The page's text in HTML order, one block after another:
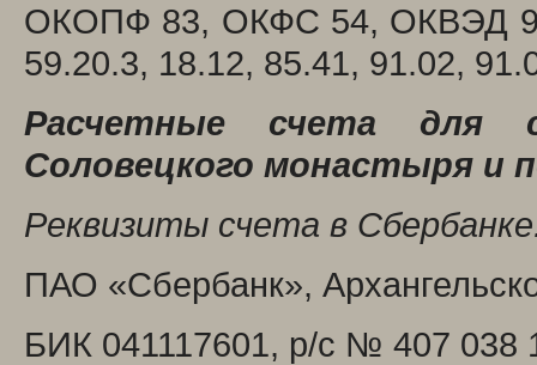
ОКОПФ 83, ОКФС 54, ОКВЭД
59.20.3, 18.12, 85.41, 91.02,
Расчетные счета для
Соловецкого монастыря и
Реквизиты счета в
ПАО «Сбербанк»,
БИК 041117601, р/с № 407 038